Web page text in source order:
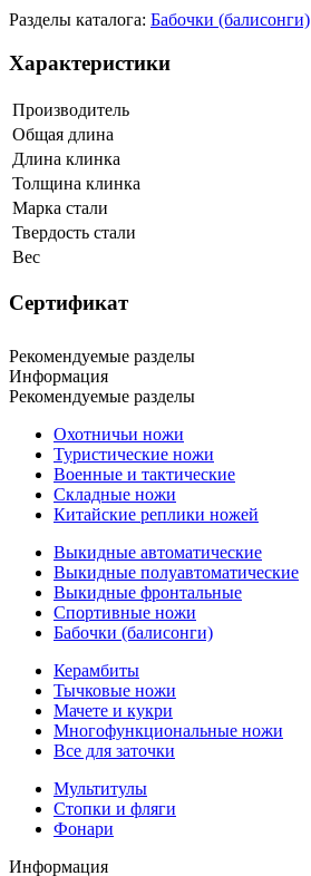
Разделы каталога: Бабочки (балисонги)
Характеристики
Производитель
Общая длина
Длина клинка
Толщина клинка
Марка стали
Твердость стали
Вес
Сертификат
Рекомендуемые разделы
Информация
Рекомендуемые разделы
Охотничьи ножи
Туристические ножи
Военные и тактические
Складные ножи
Китайские реплики ножей
Выкидные автоматические
Выкидные полуавтоматические
Выкидные фронтальные
Спортивные ножи
Бабочки (балисонги)
Керамбиты
Тычковые ножи
Мачете и кукри
Многофункциональные ножи
Все для заточки
Мультитулы
Стопки и фляги
Фонари
Информация